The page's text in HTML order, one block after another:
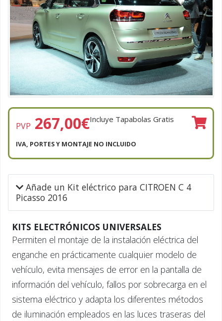
PVP 267,00€Incluye Tapabolas Gratis
IVA, PORTES Y MONTAJE NO INCLUIDO
Añade un Kit eléctrico para CITROEN C 4
Picasso 2016
KITS ELECTRÓNICOS UNIVERSALES
Permiten el montaje de la instalación eléctrica del
enganche en prácticamente cualquier modelo de
vehículo, evita mensajes de error en la pantalla de
información del vehículo, fallos por sobrecarga en el
sistema eléctrico y adapta los diferentes métodos
de iluminación empleados en las luces traseras del